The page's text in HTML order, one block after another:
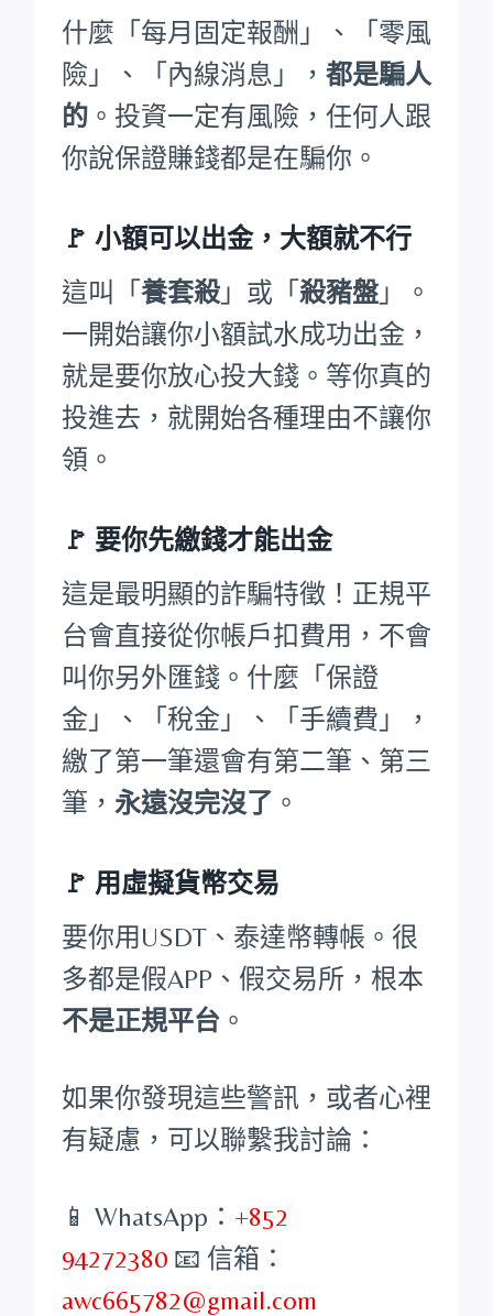
什麼「每月固定報酬」、「零風
險」、「內線消息」， 都是騙人
的 。投資一定有風險，任何人跟
你說保證賺錢都是在騙你。
🚩 小額可以出金，大額就不行
這叫「 養套殺」或「 殺豬盤 」。
一開始讓你小額試水成功出金，
就是要你放心投大錢。等你真的
投進去，就開始各種理由不讓你
領。
🚩 要你先繳錢才能出金
這是最明顯的詐騙特徵！正規平
台會直接從你帳戶扣費用，不會
叫你另外匯錢。什麼「保證
金」、「稅金」、「手續費」，
繳了第一筆還會有第二筆、第三
筆， 永遠沒完沒了 。
🚩 用虛擬貨幣交易
要你用USDT、泰達幣轉帳。很
多都是假APP、假交易所，根本
不是正規平台 。
如果你發現這些警訊，或者心裡
有疑慮，可以聯繫我討論：
📱 WhatsApp： +852
94272380 📧 信箱：
awc665782@gmail.com